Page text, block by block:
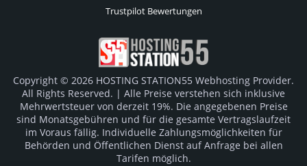
Trustpilot Bewertungen
Copyright © 2026 HOSTING STATION55 Webhosting Provider.
All Rights Reserved. | Alle Preise verstehen sich inklusive
Mehrwertsteuer von derzeit 19%. Die angegebenen Preise
sind Monatsgebühren und für die gesamte Vertragslaufzeit
im Voraus fällig. Individuelle Zahlungsmöglichkeiten für
Behörden und Öffentlichen Dienst auf Anfrage bei allen
Tarifen möglich.